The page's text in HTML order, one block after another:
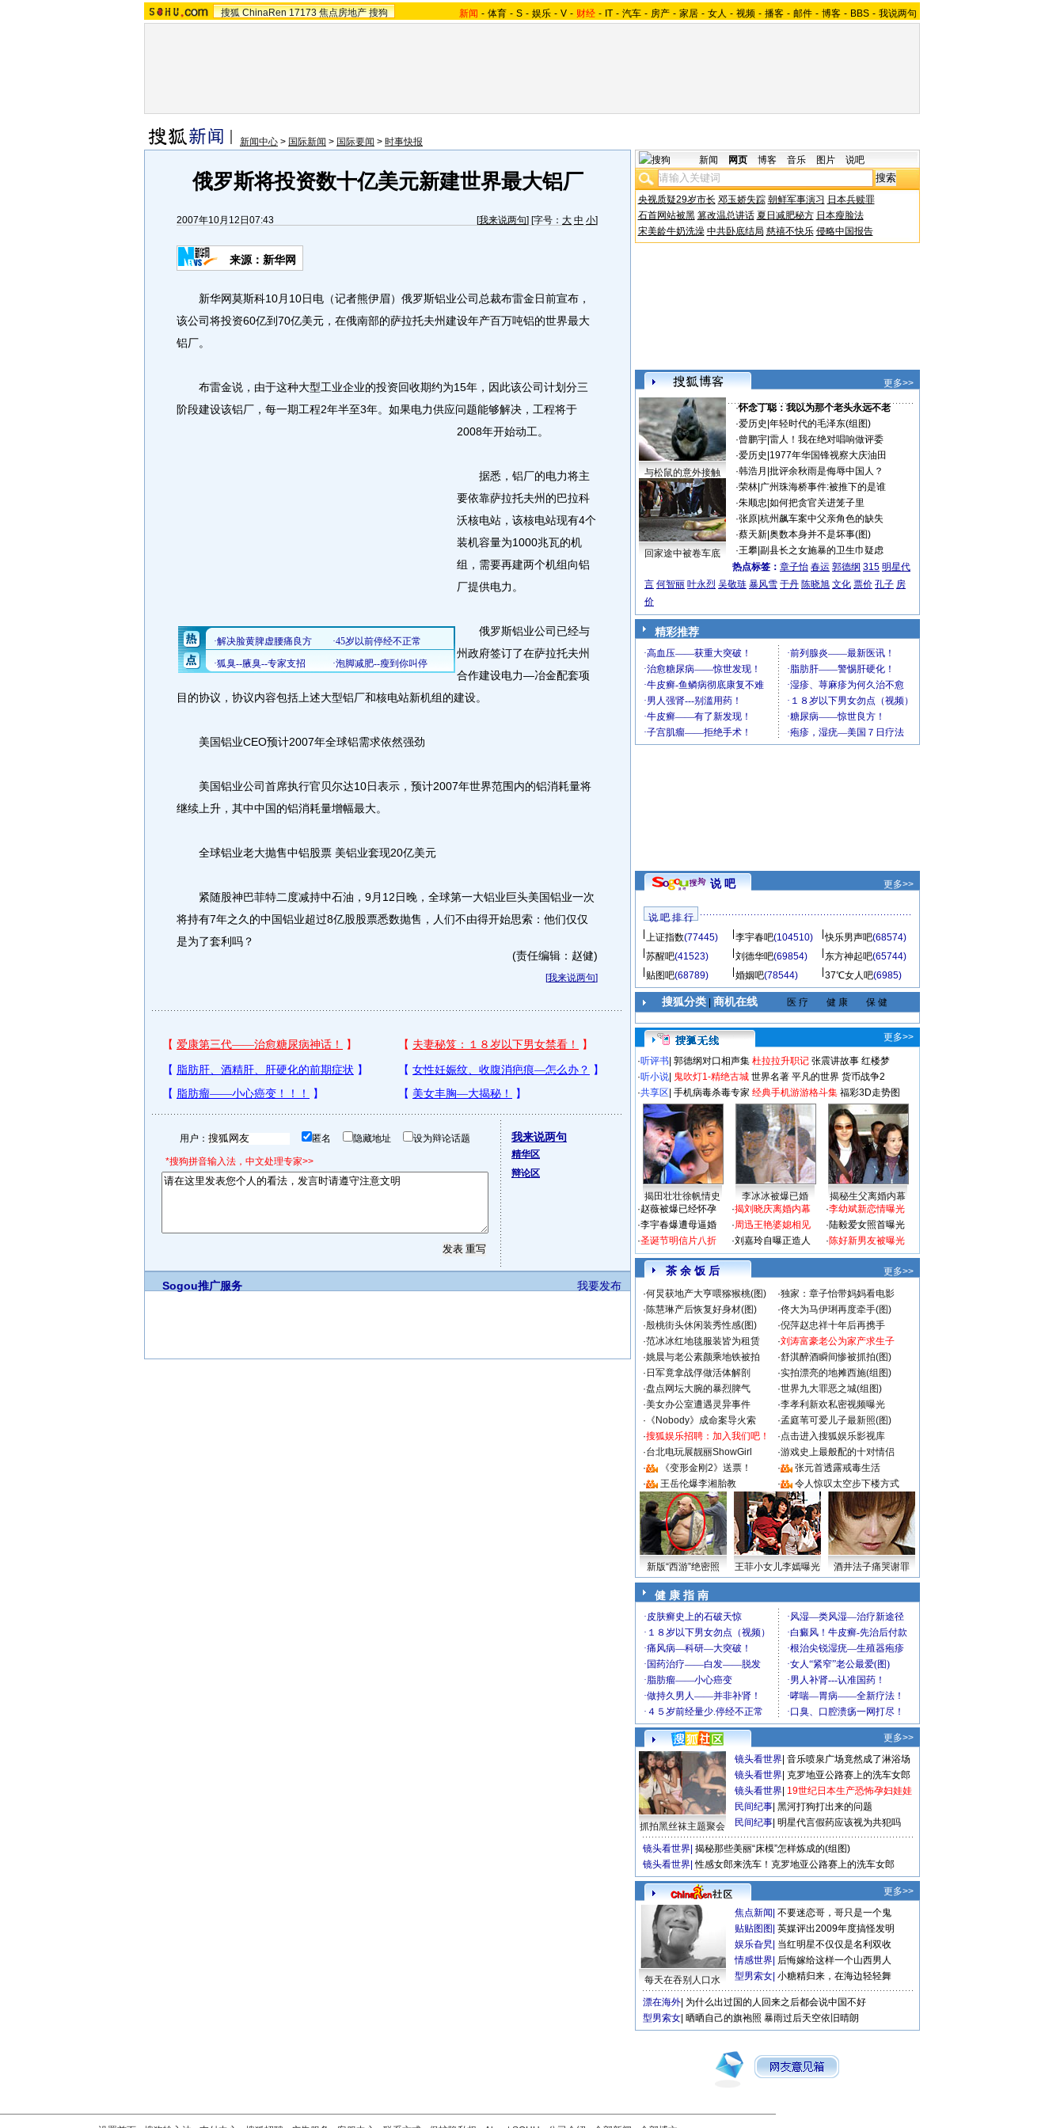
搜狐 ChinaRen 17173 焦点房地产 搜狗 新闻 - 体育 - S - 娱乐 - V - 财经 - IT - 汽车 - 房产 - 家居 - 女人 - 视频 - 播客 - 邮件 - 博客 - BBS - 我说两句
新闻中心 > 国际新闻 > 国际要闻 > 时事快报
俄罗斯将投资数十亿美元新建世界最大铝厂
2007年10月12日07:43 [我来说两句] [字号： 大 中 小]
来源：新华网
新华网莫斯科10月10日电（记者熊伊眉）俄罗斯铝业公司总裁布雷金日前宣布，
该公司将投资60亿到70亿美元，在俄南部的萨拉托夫州建设年产百万吨铝的世界最大
铝厂。
布雷金说，由于这种大型工业企业的投资回收期约为15年，因此该公司计划分三
阶段建设该铝厂，每一期工程2年半至3年。 如果电力供应问题能够解决，工程将于
2008年开始动工。
据悉，铝厂的电力将主
要依靠萨拉托夫州的巴拉科
沃核电站，该核电站现有4个
装机容量为1000兆瓦的机
组，需要再建两个机组向铝
厂提供电力。
俄罗斯铝业公司已经与
州政府签订了在萨拉托夫州
合作建设电力—冶金配套项
目的协议，协议内容包括上述大型铝厂和核电站新机组的建设。
美国铝业CEO预计2007年全球铝需求依然强劲
美国铝业公司首席执行官贝尔达10日表示，预计2007年世界范围内的铝消耗量将
继续上升，其中中国的铝消耗量增幅最大。
全球铝业老大抛售中铝股票 美铝业套现20亿美元
紧随股神巴菲特二度减持中石油，9月12日晚，全球第一大铝业巨头美国铝业一次
将持有7年之久的中国铝业超过8亿股股票悉数抛售，人们不由得开始思索：他们仅仅
是为了套利吗？
(责任编辑：赵健)
[我来说两句]
用户： 匿名 隐藏地址 设为辩论话题
*搜狗拼音输入法，中文处理专家>>
我来说两句
精华区
辩论区
我要发布
Sogou推广服务
新闻 网页 博客 音乐 图片 说吧
央视质疑29岁市长 邓玉娇失踪 朝鲜军事演习 日本兵赎罪
石首网站被黑 篡改温总讲话 夏日减肥秘方 日本瘦脸法
宋美龄牛奶洗澡 中共卧底结局 慈禧不快乐 侵略中国报告
更多>>
与松鼠的意外接触
回家途中被卷车底
·怀念丁聪：我以为那个老头永远不老
·爱历史 年轻时代的毛泽东(组图)
·曾鹏宇| 雷人！我在绝对唱响做评委
·爱历史 1977年华国锋视察大庆油田
·韩浩月 批评余秋雨是侮辱中国人？
·荣林| 广州珠海桥事件:被推下的是谁
·朱顺忠 如何把贪官关进笼子里
·张原| 杭州飙车案中父亲角色的缺失
·蔡天新| 奥数本身并不是坏事(图)
·王攀| 副县长之女施暴的卫生巾疑虑
热点标签： 章子怡 春运 郭德纲 315 明星代
言 何智丽 叶永烈 吴敬琏 暴风雪 于丹 陈晓旭 文化 票价 孔子 房
价
精彩推荐
说 吧 更多>>
说 吧 排 行
上证指数(77445) 李宇春吧(104510) 快乐男声吧(68574)
苏醒吧(41523) 刘德华吧(69854) 东方神起吧(65744)
贴图吧(68789) 婚姻吧(78544) 37℃女人吧(6985)
搜狐分类| 商机在线 医 疗 健 康 保 健
更多>>
·听评书 郭德纲对口相声集 杜拉拉升职记 张震讲故事 红楼梦
·听小说 鬼吹灯1-精绝古城 世界名著 平凡的世界 货币战争2
·共享区 手机病毒杀毒专家 经典手机游游格斗集 福彩3D走势图
揭田壮壮徐帆情史 李冰冰被爆已婚
揭秘生父离婚内幕
·赵薇被爆已经怀孕
·李宇春爆遭母逼婚
·圣诞节明信片八折
·揭刘晓庆离婚内幕
·周迅王艳婆媳相见
·刘嘉玲自曝正造人
·李幼斌新恋情曝光
·陆毅爱女照首曝光
·陈好新男友被曝光
茶 余 饭 后
更多>>
·何炅获地产大亨喂猕猴桃(图) ·独家：章子怡带妈妈看电影
·陈慧琳产后恢复好身材(图) ·佟大为马伊琍再度牵手(图)
·殷桃街头休闲装秀性感(图) ·倪萍赵忠祥十年后再携手
·范冰冰红地毯服装皆为租赁 ·刘涛富豪老公为家产求生子
·姚晨与老公素颜乘地铁被拍 ·舒淇醉酒瞬间惨被抓拍(图)
· 日军竟拿战俘做活体解剖 ·实拍漂亮的地摊西施(组图)
·盘点网坛大腕的暴烈脾气 ·世界九大罪恶之城(组图)
·美女办公室遭遇灵异事件 ·李孝利新欢私密视频曝光
· 《Nobody》成命案导火索 ·孟庭苇可爱儿子最新照(图)
·搜狐娱乐招聘：加入我们吧！ ·点击进入搜狐娱乐影视库
·台北电玩展靓丽ShowGirl ·游戏史上最般配的十对情侣
·
《变形金刚2》送票！ ·
张元首透露戒毒生活
·
王岳伦爆李湘胎教 · 令人惊叹太空步下楼方式
新版“西游”绝密照 王菲小女儿李嫣曝光 酒井法子痛哭谢罪
健 康 指 南
更多>>
抓拍黑丝袜主题聚会
镜头看世界 音乐喷泉广场竟然成了淋浴场
镜头看世界 克罗地亚公路赛上的洗车女郎
镜头看世界 19世纪日本生产恐怖孕妇娃娃
民间纪事 黑河打狗打出来的问题
民间纪事 明星代言假药应该视为共犯吗
镜头看世界 揭秘那些美丽“床模”怎样炼成的(组图)
镜头看世界 性感女郎来洗车！克罗地亚公路赛上的洗车女郎
更多>>
每天在吞别人口水
焦点新闻 不要迷恋哥，哥只是一个鬼
贴贴图图 英媒评出2009年度搞怪发明
娱乐旮旯 当红明星不仅仅是名利双收
情感世界 后悔嫁给这样一个山西男人
型男索女 小糖精归来，在海边轻轻舞
漂在海外 为什么出过国的人回来之后都会说中国不好
型男索女 晒晒自己的旗袍照 暴雨过后天空依旧晴朗